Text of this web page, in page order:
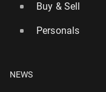
Buy & Sell
Personals
NEWS